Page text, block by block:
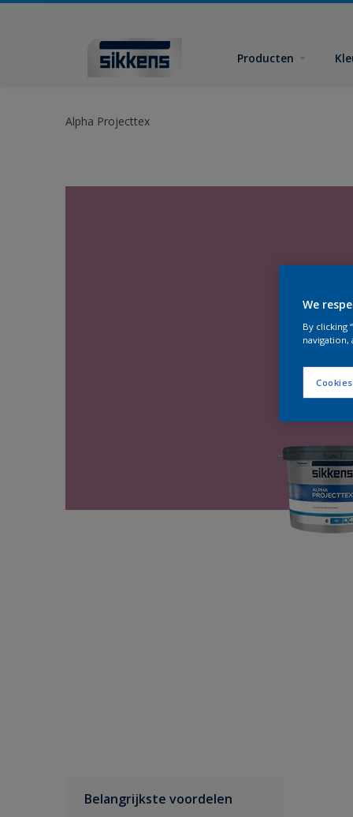
Producten
Alpha Projecttex
Belangrijkste voordelen
We
By clicking
navigation,